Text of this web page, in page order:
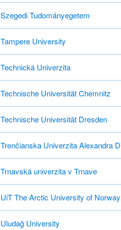
Szegedi Tudományegetem
Tampere University
Technická Univerzita
Technische Universität Chemnitz
Technische Universität Dresden
Trenčianska Univerzita Alexandra
Trnavská univerzita v Trnave
UiT The Arctic University of Norway
Uludağ University